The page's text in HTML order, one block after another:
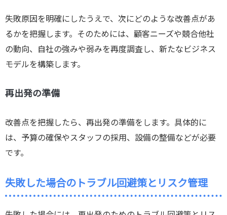
失敗原因を明確にしたうえで、次にどのような改善点があ
るかを把握します。そのためには、顧客ニーズや競合他社
の動向、自社の強みや弱みを再度調査し、新たなビジネス
モデルを構築します。
再出発の準備
改善点を把握したら、再出発の準備をします。具体的に
は、予算の確保やスタッフの採用、設備の整備などが必要
です。
失敗した場合のトラブル回避策とリスク管理